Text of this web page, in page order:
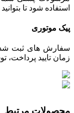
استفاده شود تا
پیک موتوری
زمان تایید
محصولات مرتبط